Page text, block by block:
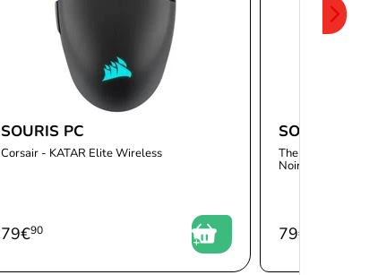
SOURIS PC
Corsair - KATAR Elite Wireless
79€90
SOURIS PC
The G-LAB - Kult
Noir
79€